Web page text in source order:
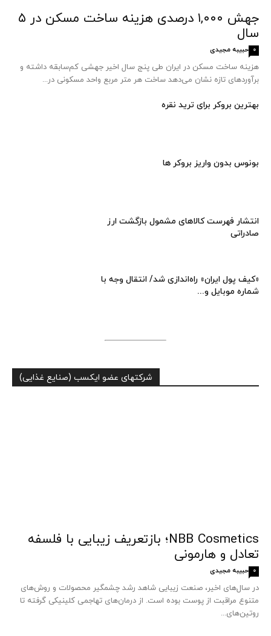
جهش ۱,۰۰۰ درصدی هزینه ساخت مسکن در ۵
سال
حبیبه مجیدی 0
هزینه ساخت مسکن در ایران طی پنج سال اخیر جهشی کم‌سابقه داشته و
برآوردهای تازه نشان می‌دهد ساخت هر متر مربع واحد مسکونی در...
بهترین بروکر برای ترید نقره
بونوس بدون واریز بروکر ها
انتشار فهرست کالاهای مشمول بازگشت ارز
صادراتی
«کیف پول ایران» راه‌اندازی شد/ انتقال وجه با
شماره موبایل و...
شرکتهای عضو ایکسب (صنایع غذایی)
NBB Cosmetics؛ بازتعریف زیبایی با فلسفه
تعادل و هارمونی
حبیبه مجیدی 0
در سال‌های اخیر، صنعت زیبایی شاهد رشد چشمگیر محصولات و روش‌های
متنوع مراقبت از پوست بوده است. از درمان‌های تهاجمی کلینیکی گرفته تا
روتین‌های...